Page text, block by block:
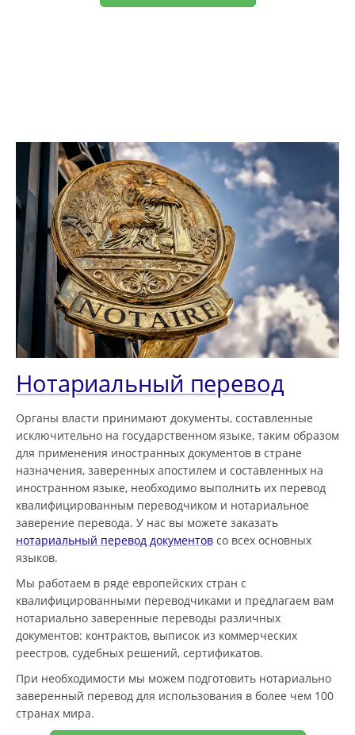
Нотариальный перевод
Органы власти принимают документы, составленные
исключительно на государственном языке, таким образом
для применения иностранных документов в стране
назначения, заверенных апостилем и составленных на
иностранном языке, необходимо выполнить их перевод
квалифицированным переводчиком и нотариальное
заверение перевода. У нас вы можете заказать
нотариальный перевод документов со всех основных
языков.
Мы работаем в ряде европейских стран с
квалифицированными переводчиками и предлагаем вам
нотариально заверенные переводы различных
документов: контрактов, выписок из коммерческих
реестров, судебных решений, сертификатов.
При необходимости мы можем подготовить нотариально
заверенный перевод для использования в более чем 100
странах мира.